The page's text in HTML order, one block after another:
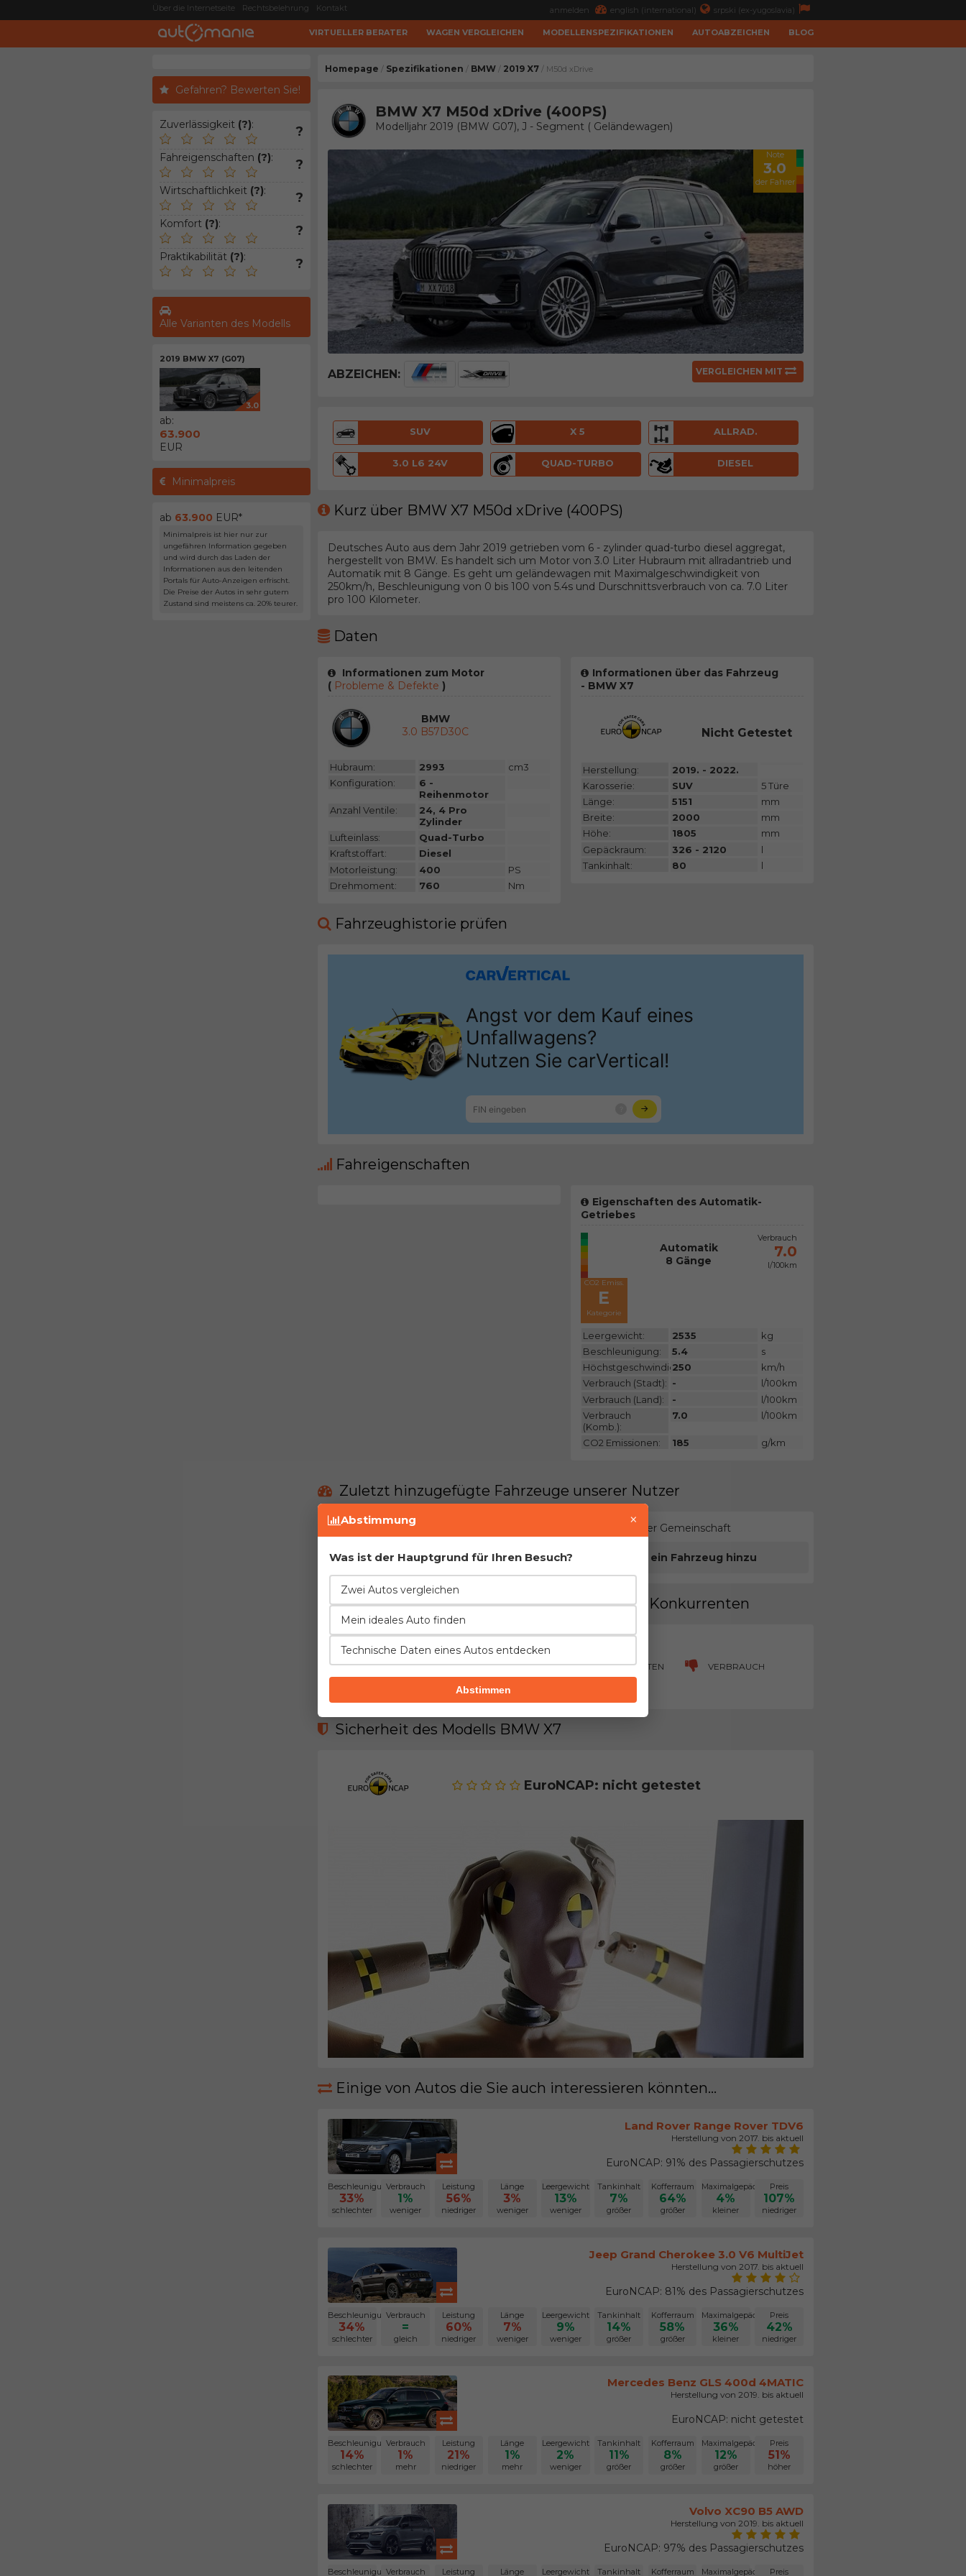
Über die Internetseite Rechtsbelehrung Kontakt anmelden english (international) srpski (ex-yugoslavia)
VIRTUELLER BERATER WAGEN VERGLEICHEN MODELLENSPEZIFIKATIONEN AUTOABZEICHEN BLOG
Gefahren? Bewerten Sie!
Zuverlässigkeit (?): ?
Fahreigenschaften (?): ?
Wirtschaftlichkeit (?): ?
Komfort (?): ?
Praktikabilität (?): ?
Alle Varianten des Modells
2019 BMW X7 (G07)
3.0
ab:
63.900
EUR
Minimalpreis
ab 63.900 EUR*
Minimalpreis ist hier nur zur
ungefähren Information gegeben
und wird durch das Laden der
Informationen aus den leitenden
Portals für Auto-Anzeigen erfrischt.
Die Preise der Autos in sehr gutem
Zustand sind meistens ca. 20% teurer.
Homepage / Spezifikationen / BMW / 2019 X7 / M50d xDrive
BMW X7 M50d xDrive (400PS)
Modelljahr 2019 (BMW G07), J - Segment ( Geländewagen)
Note
3.0
der Fahrer
ABZEICHEN: VERGLEICHEN MIT
SUV X 5 ALLRAD.
3.0 L6 24V QUAD-TURBO DIESEL
Kurz über BMW X7 M50d xDrive (400PS)
Deutsches Auto aus dem Jahr 2019 getrieben vom 6 - zylinder quad-turbo diesel aggregat,
hergestellt von BMW. Es handelt sich um Motor von 3.0 Liter Hubraum mit allradantrieb und
Automatik mit 8 Gänge. Es geht um geländewagen mit Maximalgeschwindigkeit von
250km/h, Beschleunigung von 0 bis 100 von 5.4s und Durschnittsverbrauch von ca. 7.0 Liter
pro 100 Kilometer.
Daten
Informationen zum Motor
(Probleme & Defekte )
BMW
3.0 B57D30C
Hubraum: 2993
cm3
Konfiguration:
6 -
Reihenmotor
Anzahl Ventile:
24, 4 Pro
Zylinder
Lufteinlass:
Quad-Turbo
Kraftstoffart:
Diesel
Motorleistung:
400
PS
Drehmoment:
760 Nm
Informationen über das Fahrzeug
- BMW X7
Nicht Getestet
Herstellung:
2019. - 2022.
Karosserie:
SUV
5 Türe
Länge:
5151
mm
Breite:
2000
mm
Höhe:
1805
mm
Gepäckraum:
326 - 2120
l
Tankinhalt:
80 l
Fahrzeughistorie prüfen
Fahreigenschaften
Eigenschaften des Automatik-
Getriebes
CO2 Emiss.
E
Kategorie
Automatik
8 Gänge
Verbrauch
7.0
l/100km
Leergewicht: 2535
kg
Beschleunigung:
5.4
s
Höchstgeschwindigkeit:
250
km/h
Verbrauch (Stadt): -
l/100km
Verbrauch (Land):
-
l/100km
Verbrauch
(Komb.):
7.0 l/100km
CO2 Emissionen: 185 g/km
Zuletzt hinzugefügte Fahrzeuge unserer Nutzer
Derzeit gibt es keine solchen Fahrzeuge in unserer Gemeinschaft
Treten Sie der Gemeinschaft bei und fügen Sie ein Fahrzeug hinzu
Vor- und Nachteile im Vergleich zur direkten Konkurrenten
SICHERHEIT ZUVERLÄSSIGKEIT FAHREIGENSCHAFTEN VERBRAUCH
Sicherheit des Modells BMW X7
EuroNCAP: nicht getestet
Einige von Autos die Sie auch interessieren könnten...
Land Rover Range Rover TDV6
Herstellung von 2017. bis aktuell
EuroNCAP: 91% des Passagierschutzes
Beschleunigung
33%
schlechter
Verbrauch
1%
weniger
Leistung
56%
niedriger
Länge
3%
weniger
Leergewicht
13%
weniger
Tankinhalt
7%
größer
Kofferraum
64%
größer
Maximalgepäck
4%
kleiner
Preis
107%
niedriger
Jeep Grand Cherokee 3.0 V6 MultiJet
Herstellung von 2017. bis aktuell
EuroNCAP: 81% des Passagierschutzes
Beschleunigung
34%
schlechter
Verbrauch
=
gleich
Leistung
60%
niedriger
Länge
7%
weniger
Leergewicht
9%
weniger
Tankinhalt
14%
größer
Kofferraum
58%
größer
Maximalgepäck
36%
kleiner
Preis
42%
niedriger
Mercedes Benz GLS 400d 4MATIC
Herstellung von 2019. bis aktuell
EuroNCAP: nicht getestet
Beschleunigung
14%
schlechter
Verbrauch
1%
mehr
Leistung
21%
niedriger
Länge
1%
mehr
Leergewicht
2%
weniger
Tankinhalt
11%
größer
Kofferraum
8%
größer
Maximalgepäck
12%
größer
Preis
51%
höher
Volvo XC90 B5 AWD
Herstellung von 2019. bis aktuell
EuroNCAP: 97% des Passagierschutzes
BeschleunigungVerbrauch Leistung Länge Leergewicht Tankinhalt Kofferraum Maximalgepäck Preis
Abstimmung ×
Was ist der Hauptgrund für Ihren Besuch?
Zwei Autos vergleichen
Mein ideales Auto finden
Technische Daten eines Autos entdecken
Abstimmen